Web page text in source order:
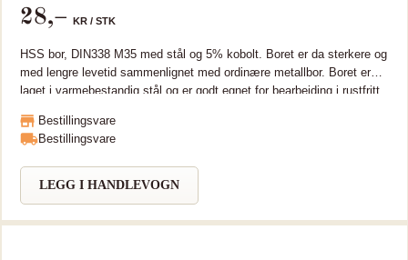
28,– KR / STK
HSS bor, DIN338 M35 med stål og 5% kobolt. Boret er da sterkere og
med lengre levetid sammenlignet med ordinære metallbor. Boret er
laget i varmebestandig stål og er godt egnet for bearbeiding i rustfritt
er da sterkere og med lengre levetid sammenlignet med ordinære
metallbor. Boret er laget i varmebestandig stål og er godt egnet for
Bestillingsvare
Bestillingsvare
LEGG I HANDLEVOGN